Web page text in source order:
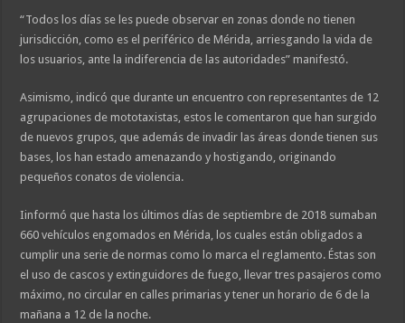
“Todos los días se les puede observar en zonas donde no tienen
jurisdicción, como es el periférico de Mérida, arriesgando la vida de
los usuarios, ante la indiferencia de las autoridades” manifestó.
Asimismo, indicó que durante un encuentro con representantes de 12
agrupaciones de mototaxistas, estos le comentaron que han surgido
de nuevos grupos, que además de invadir las áreas donde tienen sus
bases, los han estado amenazando y hostigando, originando
pequeños conatos de violencia.
Iinformó que hasta los últimos días de septiembre de 2018 sumaban
660 vehículos engomados en Mérida, los cuales están obligados a
cumplir una serie de normas como lo marca el reglamento. Éstas son
el uso de cascos y extinguidores de fuego, llevar tres pasajeros como
máximo, no circular en calles primarias y tener un horario de 6 de la
mañana a 12 de la noche.